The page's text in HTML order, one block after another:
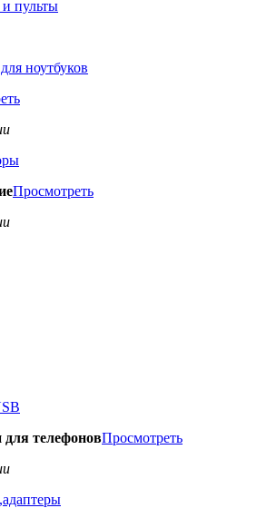
пульты
ноутбуков
Просмотреть
телефоновПросмотреть